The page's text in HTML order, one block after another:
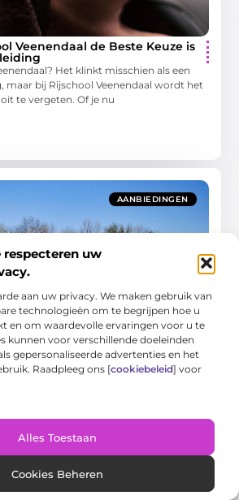
respecteren uw
aan uw privacy. We maken gebruik van
technologieën om te begrijpen hoe u
en om waardevolle ervaringen voor u te
kunnen voor verschillende doeleinden
gepersonaliseerde advertenties en het
Raadpleeg ons [cookiebeleid] voor
Alles Toestaan
Cookies Beheren
Veenendaal de Beste Keuze is
Het klinkt misschien als een
maar bij Rijschool Veenendaal wordt het
te vergeten. Of je nu
AANBIEDINGEN
in 2024 begrijpen en
Veenendaal zijn een hot topic voor veel
en milieuactivisten. Of je nu
rijdt of gewoon